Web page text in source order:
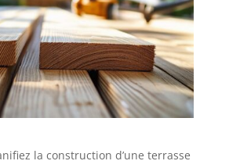
la construction d’une terrasse